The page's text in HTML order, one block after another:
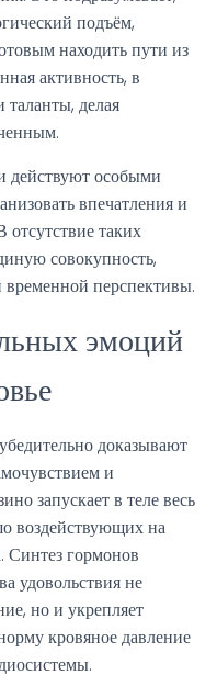
подъём,
находить пути из
активность, в
таланты, делая
действуют особыми
впечатления и
таких
совокупность,
временной перспективы.
эмоций
доказывают
и
запускает в теле весь
воздействующих на
Синтез гормонов
удовольствия не
но и укрепляет
кровяное давление